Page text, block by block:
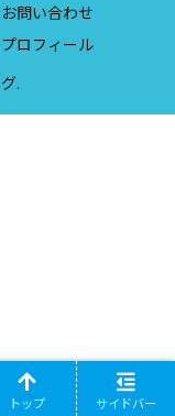
お問い合わせ
プロフィール
.
トップ サイドバー